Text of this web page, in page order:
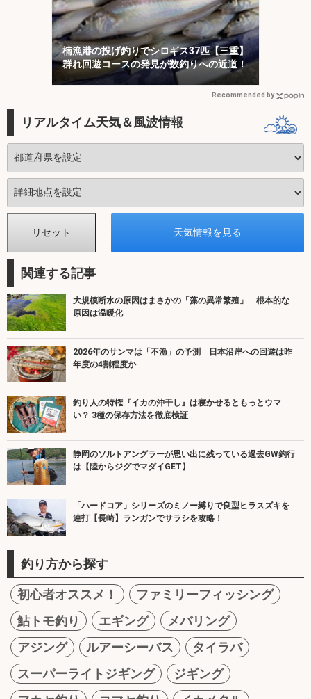
楠漁港の投げ釣りでシロギス37匹【三重】
群れ回遊コースの発見が数釣りへの近道！
Recommended by
リアルタイム天気＆風波情報
関連する記事
大規模断水の原因はまさかの「藻の異常繁殖」 根本的な
原因は温暖化
2026年のサンマは「不漁」の予測 日本沿岸への回遊は昨
年度の4割程度か
釣り人の特権『イカの沖干し』は寝かせるともっとウマ
い？ 3種の保存方法を徹底検証
静岡のソルトアングラーが思い出に残っている過去GW釣行
は【陸からジグでマダイGET】
「ハードコア」シリーズのミノー縛りで良型ヒラスズキを
連打【長崎】ランガンでサラシを攻略！
釣り方から探す
初心者オススメ！
ファミリーフィッシング
鮎トモ釣り
エギング
メバリング
アジング
ルアーシーバス
タイラバ
スーパーライトジギング
ジギング